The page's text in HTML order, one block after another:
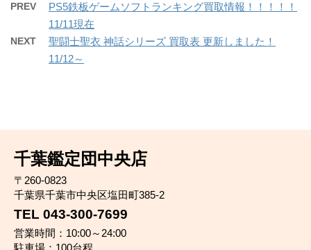
PREV
PS5鉄板ゲームソフトランキング買取情報！！！！！
11/11現在
NEXT
聖闘士聖衣 神話シリーズ 買取表 更新しました！
11/12～
千葉鑑定団中央店
〒260-0823
千葉県千葉市中央区塩田町385-2
TEL 043-300-7699
営業時間：10:00～24:00